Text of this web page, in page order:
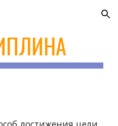
Skip to navigation